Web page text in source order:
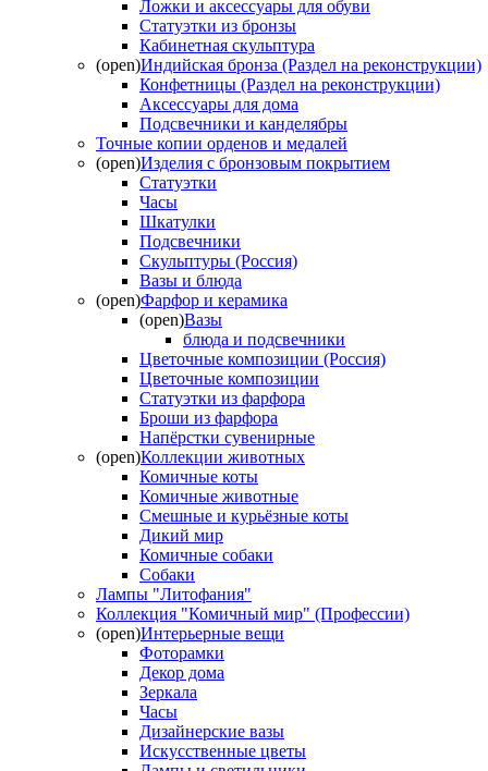
Ложки и аксессуары для обуви
Статуэтки из бронзы
Кабинетная скульптура
(open)Индийская бронза (Раздел на реконструкции)
Конфетницы (Раздел на реконструкции)
Аксессуары для дома
Подсвечники и канделябры
Точные копии орденов и медалей
(open)Изделия с бронзовым покрытием
Статуэтки
Часы
Шкатулки
Подсвечники
Скульптуры (Россия)
Вазы и блюда
(open)Фарфор и керамика
(open)Вазы
блюда и подсвечники
Цветочные композиции (Россия)
Цветочные композиции
Статуэтки из фарфора
Броши из фарфора
Напёрстки сувенирные
(open)Коллекции животных
Комичные коты
Комичные животные
Смешные и курьёзные коты
Дикий мир
Комичные собаки
Собаки
Лампы "Литофания"
Коллекция "Комичный мир" (Профессии)
(open)Интерьерные вещи
Фоторамки
Декор дома
Зеркала
Часы
Дизайнерские вазы
Искусственные цветы